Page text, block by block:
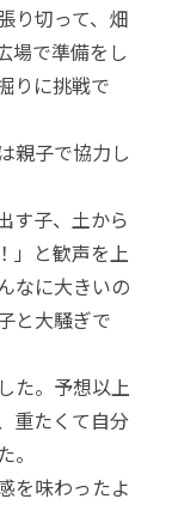
り切って、畑
場で準備をし
りに挑戦で
親子で協力し
す子、土から
」と歓声を上
なに大きいの
と大騒ぎで
た。予想以上
重たくて自分
を味わったよ